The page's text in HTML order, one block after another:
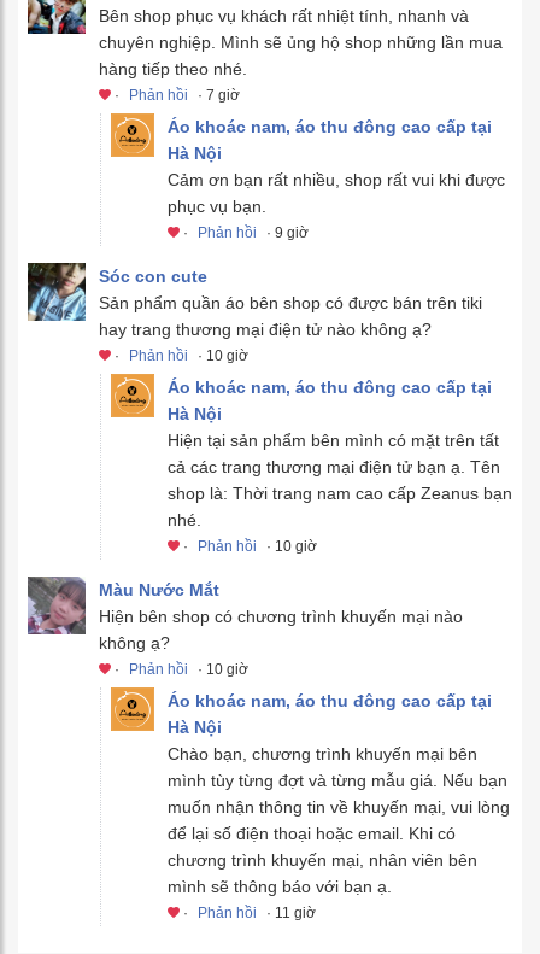
Bên shop phục vụ khách rất nhiệt tính, nhanh và
chuyên nghiệp. Mình sẽ ủng hộ shop những lần mua
hàng tiếp theo nhé.
· Phản hồi · 7 giờ
Áo khoác nam, áo thu đông cao cấp tại
Hà Nội
Cảm ơn bạn rất nhiều, shop rất vui khi được
phục vụ bạn.
· Phản hồi · 9 giờ
Sóc con cute
Sản phẩm quần áo bên shop có được bán trên tiki
hay trang thương mại điện tử nào không ạ?
· Phản hồi · 10 giờ
Áo khoác nam, áo thu đông cao cấp tại
Hà Nội
Hiện tại sản phẩm bên mình có mặt trên tất
cả các trang thương mại điện tử bạn ạ. Tên
shop là: Thời trang nam cao cấp Zeanus bạn
nhé.
· Phản hồi · 10 giờ
Màu Nước Mắt
Hiện bên shop có chương trình khuyến mại nào
không ạ?
· Phản hồi · 10 giờ
Áo khoác nam, áo thu đông cao cấp tại
Hà Nội
Chào bạn, chương trình khuyến mại bên
mình tùy từng đợt và từng mẫu giá. Nếu bạn
muốn nhận thông tin về khuyến mại, vui lòng
để lại số điện thoại hoặc email. Khi có
chương trình khuyến mại, nhân viên bên
mình sẽ thông báo với bạn ạ.
· Phản hồi · 11 giờ